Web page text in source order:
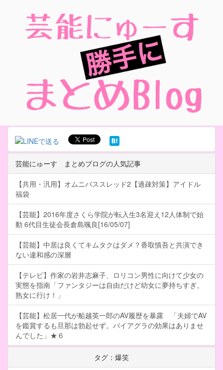
芸能にゅーす まとめブログの人気記事
【共用・汎用】オムニバススレッド2【過疎対策】アイドル
福袋
【芸能】2016年度さくら学院が転入生3名迎え12人体制で始
動 6代目生徒会長倉島颯良[16/05/07]
【芸能】中居は良くてキムタクはダメ？香取慎吾と共演でき
ない違和感の深層
【テレビ】作家の岩井志麻子、ロリコン男性に向けて少女の
実態を指南「ファンタジーは自由だけど幼女に夢持ちすぎ。
熟女に行け！」
【芸能】松居一代が船越英一郎のAV履歴を暴露 「夫婦でAV
を鑑賞するも旦那は勃起せず。バイアグラの効果はありませ
んでした」★６
タグ：爆笑